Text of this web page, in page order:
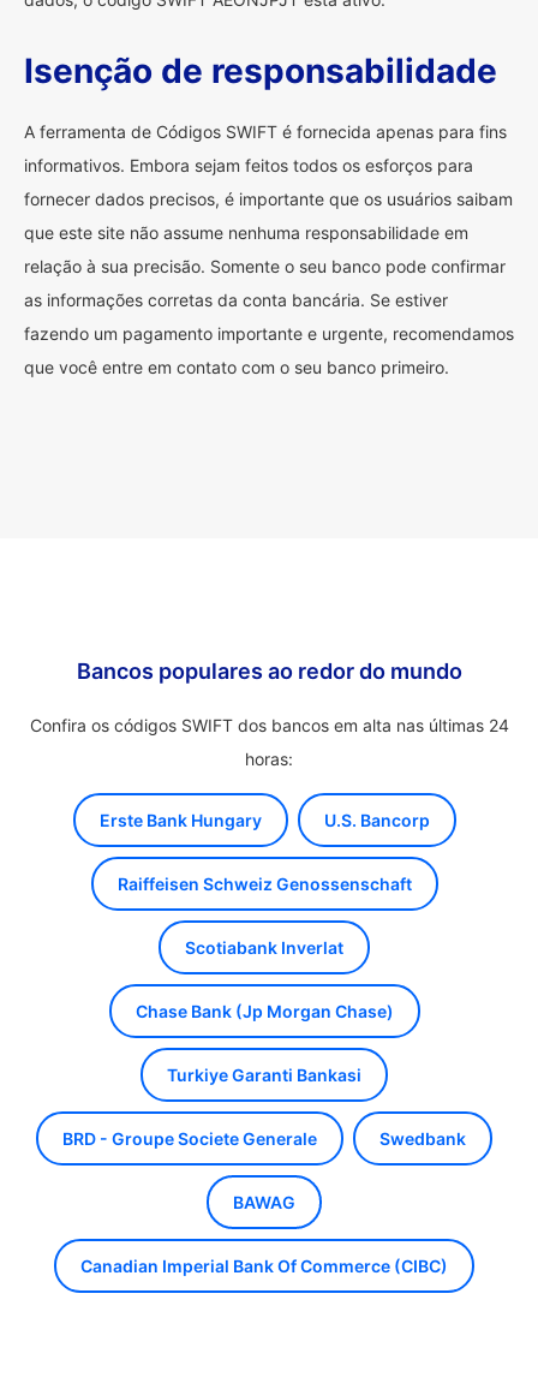
Isenção de responsabilidade
A ferramenta de Códigos SWIFT é fornecida apenas para fins
informativos. Embora sejam feitos todos os esforços para
fornecer dados precisos, é importante que os usuários saibam
que este site não assume nenhuma responsabilidade em
relação à sua precisão. Somente o seu banco pode confirmar
as informações corretas da conta bancária. Se estiver
fazendo um pagamento importante e urgente, recomendamos
que você entre em contato com o seu banco primeiro.
Bancos populares ao redor do mundo
Confira os códigos SWIFT dos bancos em alta nas últimas 24
horas:
Erste Bank Hungary U.S. Bancorp
Raiffeisen Schweiz Genossenschaft
Scotiabank Inverlat
Chase Bank (Jp Morgan Chase)
Turkiye Garanti Bankasi
BRD - Groupe Societe Generale Swedbank
BAWAG
Canadian Imperial Bank Of Commerce (CIBC)